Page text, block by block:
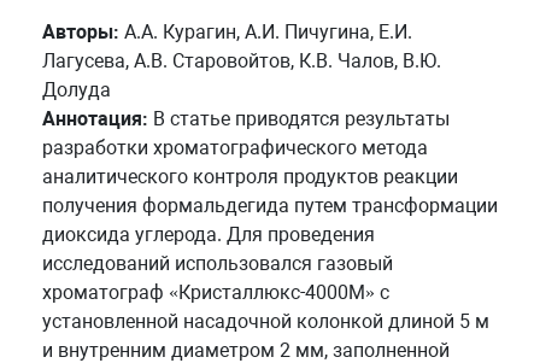
Авторы: А.А. Курагин, А.И. Пичугина, Е.И.
Лагусева, А.В. Старовойтов, К.В. Чалов, В.Ю.
Долуда
Аннотация: В статье приводятся результаты
разработки хроматографического метода
аналитического контроля продуктов реакции
получения формальдегида путем трансформации
диоксида углерода. Для проведения
исследований использовался газовый
хроматограф «Кристаллюкс-4000М» с
установленной насадочной колонкой длиной 5 м
и внутренним диаметром 2 мм, заполненной